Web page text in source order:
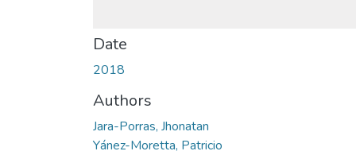
Date
2018
Authors
Jara-Porras, Jhonatan
Yánez-Moretta, Patricio